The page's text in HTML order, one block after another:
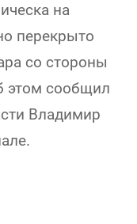
на
перекрыто
со стороны
этом сообщил
Владимир